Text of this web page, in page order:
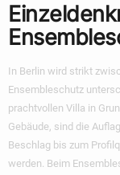
In Berlin wird strikt
Ensembleschutz
prachtvollen Villa in
Gebäude, sind die
Beschlag bis zum
werden. Beim